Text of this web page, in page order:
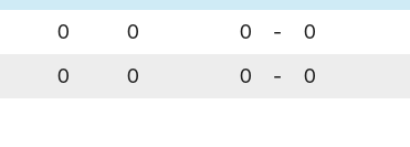
0 0 0 - 0
0 0 0 - 0